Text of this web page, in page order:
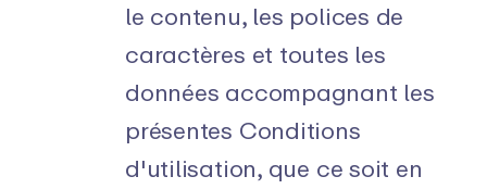
le contenu, les polices de
caractères et toutes les
données accompagnant les
présentes Conditions
d'utilisation, que ce soit en